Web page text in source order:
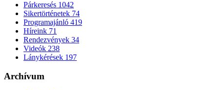
Párkeresés 1042
Sikertörténetek 74
Programajánló 419
Híreink 71
Rendezvények 34
Videók 238
Lánykérések 197
Archívum